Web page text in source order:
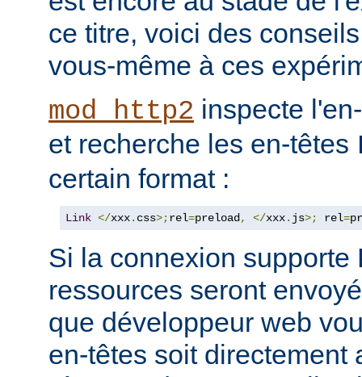
ce titre, voici des
vous-même à ces
mod_http2 inspecte
et recherche les en-têtes
certain format :
Link </xxx. css>;rel=preload, </xxx. js>; rel=
Si la connexion supporte
ressources seront
que développeur web
en-têtes soit directement